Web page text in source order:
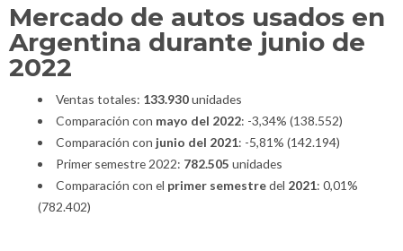
Mercado de autos usados en
Argentina durante junio de
2022
Ventas totales: 133.930unidades
Comparación con mayo del 2022: -3,34% (138.552)
Comparación con junio del 2021: -5,81% (142.194)
Primer semestre 2022: 782.505 unidades
Comparación con el primer semestredel 2021: 0,01%
(782.402)